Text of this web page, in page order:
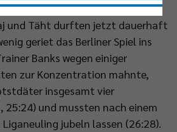
hatten, wesentlich
und Täht durften jetzt dauerhaft
geriet das Berliner Spiel ins
Banks wegen einiger
zur Konzentration mahnte,
insgesamt vier
25:24) und mussten nach einem
Liganeuling jubeln lassen (26:28).
Cookies akzeptieren
|Datenschutzerklärung